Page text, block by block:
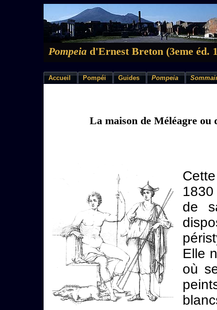
Pompeia d'Ernest Breton (3eme éd.
Accueil Pompéi Guides Pompeia
La maison de Méléagre ou
de
Elle
où